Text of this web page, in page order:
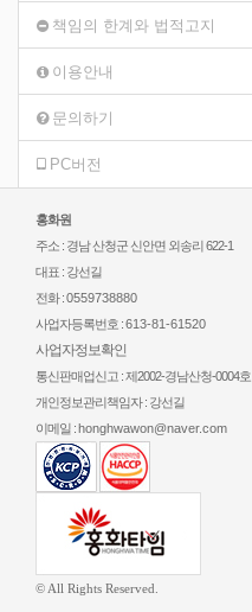
책임의 한계와 법적고지
이용안내
문의하기
PC버전
홍화원
주소 : 경남 산청군 신안면 외송리 622-1
대표 : 강선길
전화 :0559738880
사업자등록번호 :613-81-61520
사업자정보확인
통신판매업신고 : 제2002-경남산청-0004호
개인정보관리책임자 : 강선길
이메일 :honghwawon@naver.com
© All Rights Reserved.